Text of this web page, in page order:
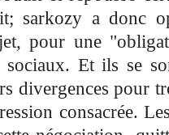
sarkozy a donc
pour une
sociaux. Et ils se
divergences pour
consacrée.